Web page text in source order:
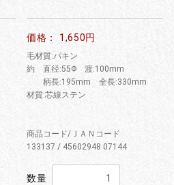
価格： 1,650円
毛材質:パキン
約 直径:55Φ 渡:100mm
柄長:195mm 全長:330mm
材質:芯線ステン
商品コード/ＪＡＮコード
133137 / 45602948 07144
数量